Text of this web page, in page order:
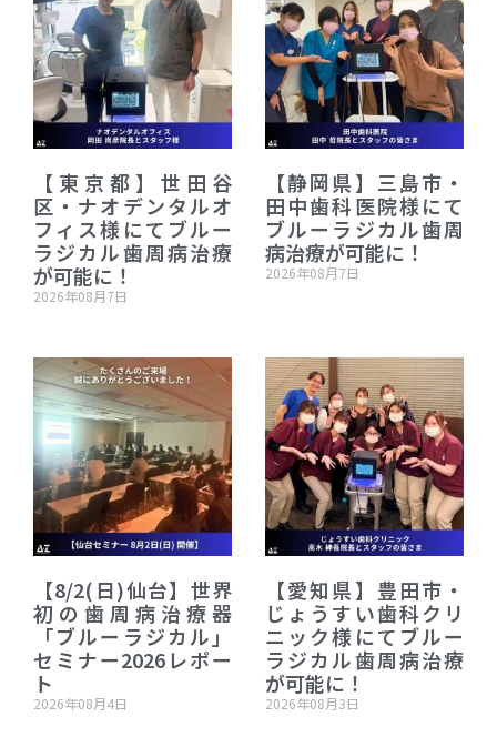
【東京都】世田谷
区・ナオデンタルオ
フィス様にてブルー
ラジカル歯周病治療
が可能に！
2026年08月7日
【静岡県】三島市・
田中歯科医院様にて
ブルーラジカル歯周
病治療が可能に！
2026年08月7日
【8/2(日)仙台】世界
初の歯周病治療器
「ブルーラジカル」
セミナー2026レポー
ト
2026年08月4日
【愛知県】豊田市・
じょうすい歯科クリ
ニック様にてブルー
ラジカル歯周病治療
が可能に！
2026年08月3日